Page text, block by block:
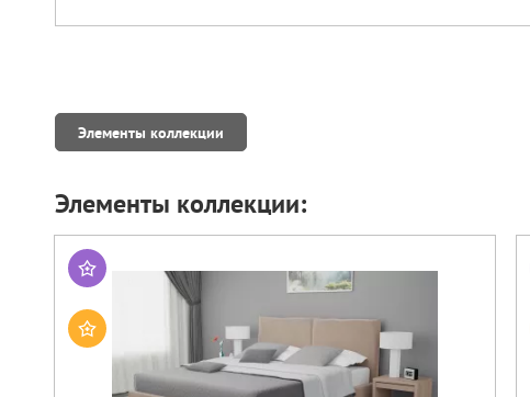
Элементы коллекции
Элементы коллекции: